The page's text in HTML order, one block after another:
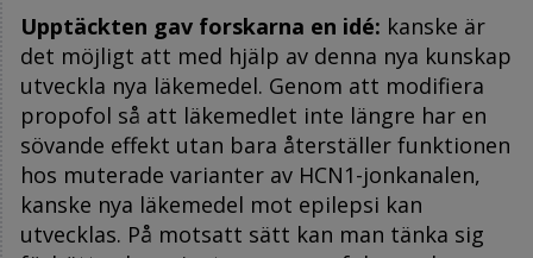
Upptäckten gav forskarna en idé: kanske är
det möjligt att med hjälp av denna nya kunskap
utveckla nya läkemedel. Genom att modifiera
propofol så att läkemedlet inte längre har en
sövande effekt utan bara återställer funktionen
hos muterade varianter av HCN1-jonkanalen,
kanske nya läkemedel mot epilepsi kan
utvecklas. På motsatt sätt kan man tänka sig